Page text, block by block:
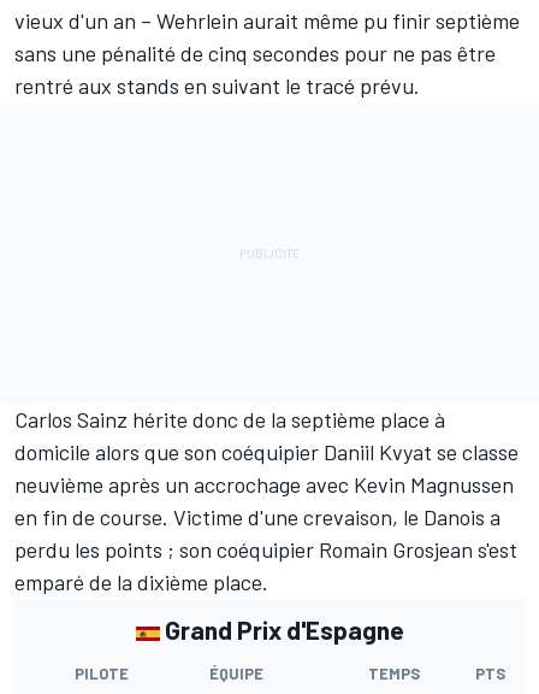
vieux d'un an – Wehrlein aurait même pu finir septième
sans une pénalité de cinq secondes pour ne pas être
rentré aux stands en suivant le tracé prévu.
Carlos Sainz hérite donc de la septième place à
domicile alors que son coéquipier Daniil Kvyat se classe
neuvième après un accrochage avec Kevin Magnussen
en fin de course. Victime d'une crevaison, le Danois a
perdu les points ; son coéquipier Romain Grosjean s'est
emparé de la dixième place.
Grand Prix d'Espagne
PILOTE ÉQUIPE TEMPS PTS